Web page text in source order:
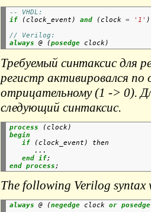
-- VHDL:
if (clock_event) and (clock = '1'
// Verilog:
always @ (posedge
Требуемый синтаксис для
регистр активировался
отрицательному (1 -> 0).
следующий синтаксис.
process
(clock)
begin
if (clock_event) then
      ...
end if;
end process
The following Verilog
always @ (negedge clock or posedge